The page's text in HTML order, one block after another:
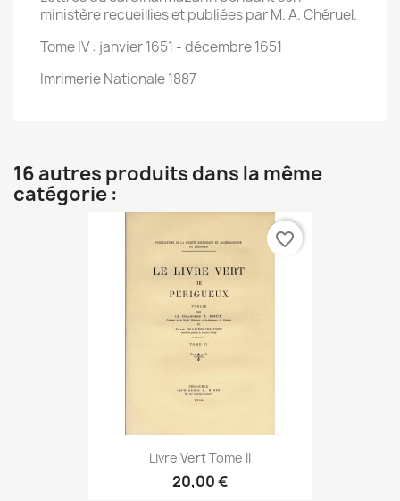
ministère recueillies et publiées par M. A. Chéruel.
Tome IV : janvier 1651 - décembre 1651
Imrimerie Nationale 1887
16 autres produits dans la même
catégorie :
Livre Vert Tome II
20,00 €
favorite_border